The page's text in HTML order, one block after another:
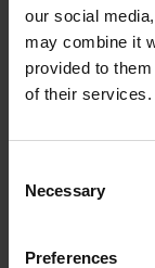
our social
may combine it
provided to
of their services.
Selection
Necessary
Preferences
Messlänge
1240 mm